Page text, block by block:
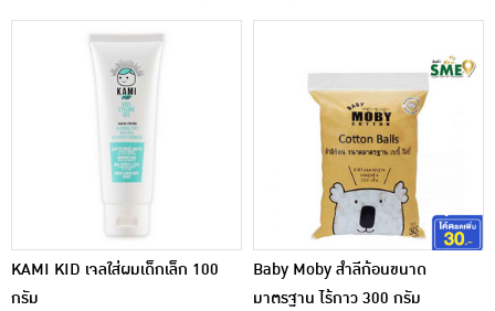
KAMI KID เจลใส่ผมเด็กเล็ก 100
กรัม
Baby Moby สำลีก้อนขนาด
มาตรฐาน ไร้กาว 300 กรัม